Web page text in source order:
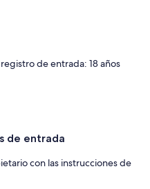
de entrada: 18 años
de entrada
con las instrucciones de